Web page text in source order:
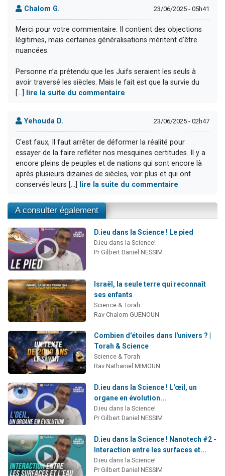
Chalom G. 23/06/2025 - 05h41
Merci pour votre commentaire. Il contient des objections
légitimes, mais certaines généralisations méritent d’être
nuancées.
Personne n’a prétendu que les Juifs seraient les seuls à
avoir traversé les siècles. Mais le fait est que la survie du
[...]
lire la suite du commentaire
Yehouda D. 23/06/2025 - 02h47
C'est faux, Il faut arrêter de déformer la réalité pour
essayer de la faire refléter nos mesquines certitudes. Il y a
encore pleins de peuples et de nations qui sont encore là
après plusieurs dizaines de siècles, voir plus et qui ont
conservés leurs [...]
lire la suite du commentaire
A consulter également
D.ieu dans la Science ! Le pied
D.ieu dans la Science!
Pr Gilbert Daniel NESSIM
Israël, la seule terre qui reconnaît
ses enfants
Science & Torah
Rav Chalom GUENOUN
Combien d'étoiles dans l'univers ? |
Torah & Science
Science & Torah
Rav Nathaniel MIMOUN
D.ieu dans la Science ! L'œil, un
organe en évolution...
D.ieu dans la Science!
Pr Gilbert Daniel NESSIM
D.ieu dans la Science ! Nanotech #2 -
Interaction entre les surfaces et...
D.ieu dans la Science!
Pr Gilbert Daniel NESSIM